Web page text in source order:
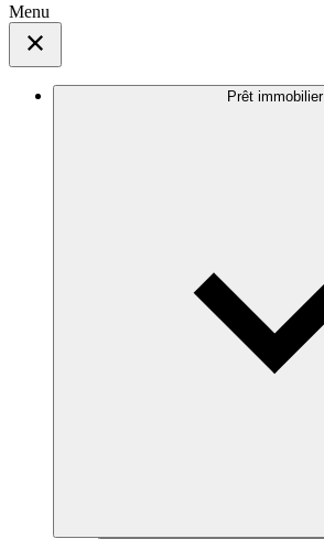
Menu
Prêt immobilier